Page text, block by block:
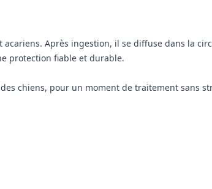
Après ingestion, il se diffuse dans la
protection fiable et durable.
chiens, pour un moment de traitement sans